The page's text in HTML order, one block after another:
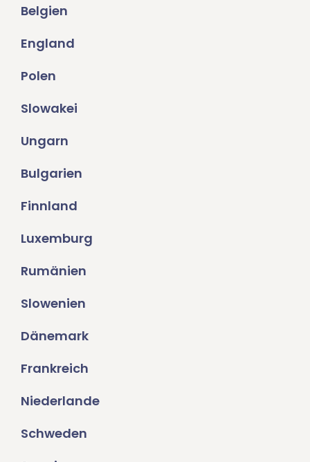
Belgien
England
Polen
Slowakei
Ungarn
Bulgarien
Finnland
Luxemburg
Rumänien
Slowenien
Dänemark
Frankreich
Niederlande
Schweden